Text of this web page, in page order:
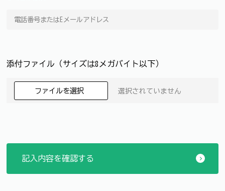
添付ファイル（サイズは8メガバイト以下）
ファイルを選択 選択されていません